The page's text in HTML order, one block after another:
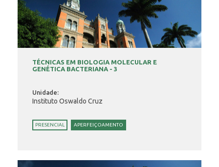
TÉCNICAS EM BIOLOGIA MOLECULAR E
GENÉTICA BACTERIANA - 3
Unidade:
Instituto Oswaldo Cruz
PRESENCIAL APERFEIÇOAMENTO